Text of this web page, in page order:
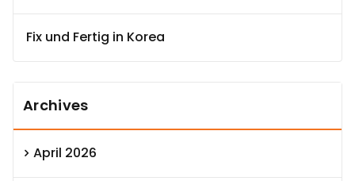
Fix und Fertig in Korea
Archives
April 2026